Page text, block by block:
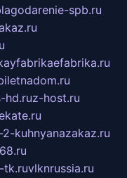
spb.ru
hd.ruz-host.ru
kuhnyanazakaz.ru
tk.ruvlknrussia.ru